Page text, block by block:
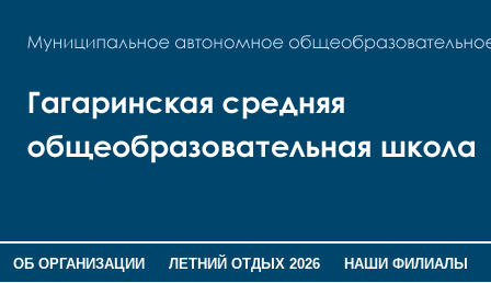
ОБ ОРГАНИЗАЦИИ ЛЕТНИЙ ОТДЫХ 2026
НАШИ ФИЛИАЛЫ